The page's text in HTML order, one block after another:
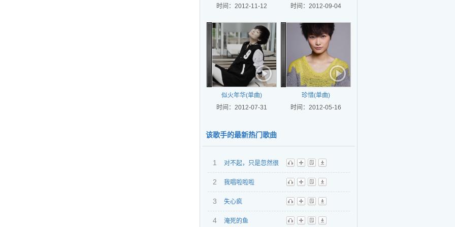
时间：2012-11-12
时间：2012-09-04
似火年华(单曲)
时间：2012-07-31
珍惜(单曲)
时间：2012-05-16
该歌手的最新热门歌曲
1 对不起，只是忽然很
想你
听 播 歌 下
2
我唱啦啦啦
听
播 歌 下
3
失心疯
听
播 歌 下
4
淹死的鱼